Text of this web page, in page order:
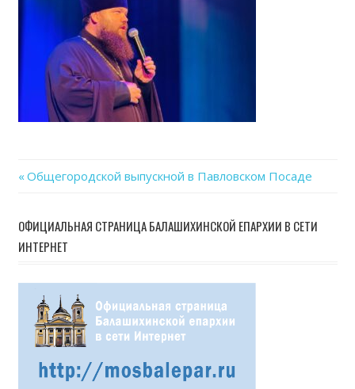
по
записям
Previous
Общегородской выпускной в Павловском Посаде
ОФИЦИАЛЬНАЯ СТРАНИЦА БАЛАШИХИНСКОЙ ЕПАРХИИ В СЕТИ
ИНТЕРНЕТ